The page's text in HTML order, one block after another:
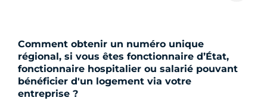
Comment obtenir un numéro unique
régional, si vous êtes fonctionnaire d’État,
fonctionnaire hospitalier ou salarié pouvant
bénéficier d'un logement via votre
entreprise ?